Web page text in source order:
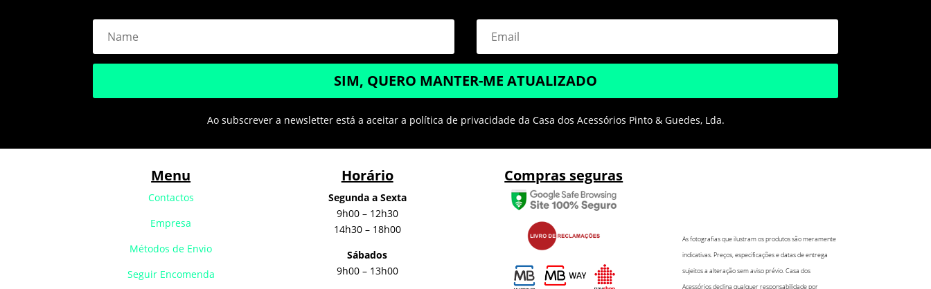
SIM, QUERO MANTER-ME ATUALIZADO
Ao subscrever a newsletter está a aceitar a política de privacidade da Casa dos Acessórios Pinto & Guedes, Lda.
Menu
Contactos
Empresa
Métodos de Envio
Seguir Encomenda
Horário
Segunda a Sexta
9h00 – 12h30
14h30 – 18h00
Sábados
9h00 – 13h00
Compras seguras
As fotografias que ilustram os produtos são meramente
indicativas. Preços, especificações e datas de entrega
sujeitos a alteração sem aviso prévio. Casa dos
Acessórios declina qualquer responsabilidade por